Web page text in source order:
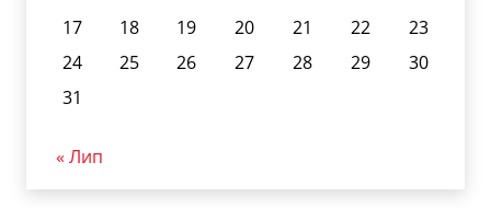
17
18 19 20 21 22
23
24
25 26 27 28 29
30
31
« Лип